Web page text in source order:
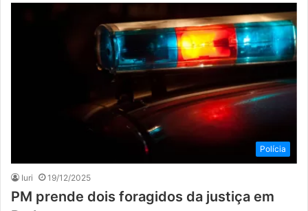
Polícia
Iuri 19/12/2025
PM prende dois foragidos da justiça em